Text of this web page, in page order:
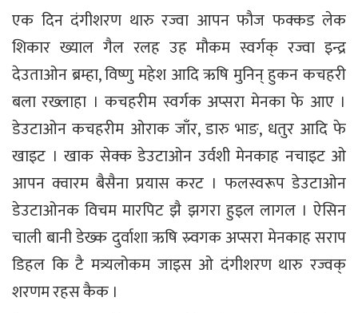
एक दिन दंगीशरण थारु रज्वा आपन फौज फक्कड लेक
शिकार ख्याल गैल रलह उह मौकम स्वर्गक् रज्वा इन्द्र
देउताओन ब्रम्हा, विष्णु महेश आदि ऋषि मुनिन् हुकन कचहरी
बला रख्लाहा । कचहरीम स्वर्गक अप्सरा मेनका फे आए ।
डेउटाओन कचहरीम ओराक जाँर, डारु भाङ, धतुर आदि फे
खाइट । खाक सेक्क डेउटाओन उर्वशी मेनकाह नचाइट ओ
आपन क्वारम बैसैना प्रयास करट । फलस्वरूप डेउटाओन
डेउटाओनक विचम मारपिट झै झगरा हुइल लागल । ऐसिन
चाली बानी डेख्क दुर्वाशा ऋषि स्र्वगक अप्सरा मेनकाह सराप
डिहल कि टै मत्र्यलोकम जाइस ओ दंगीशरण थारु रज्वक्
शरणम रहस कैक ।